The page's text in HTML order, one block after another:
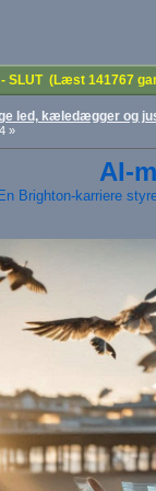
SLUT (Læst 141767
led, kæledægger og
»
AI-
En Brighton-karriere